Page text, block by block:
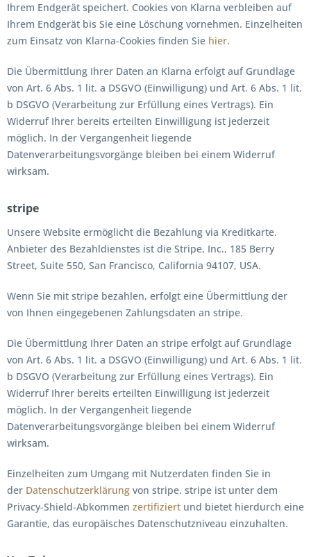
Ihrem Endgerät speichert. Cookies von Klarna verbleiben auf
Ihrem Endgerät bis Sie eine Löschung vornehmen. Einzelheiten
zum Einsatz von Klarna-Cookies finden Sie hier.
Die Übermittlung Ihrer Daten an Klarna erfolgt auf Grundlage
von Art. 6 Abs. 1 lit. a DSGVO (Einwilligung) und Art. 6 Abs. 1 lit.
b DSGVO (Verarbeitung zur Erfüllung eines Vertrags). Ein
Widerruf Ihrer bereits erteilten Einwilligung ist jederzeit
möglich. In der Vergangenheit liegende
Datenverarbeitungsvorgänge bleiben bei einem Widerruf
wirksam.
stripe
Unsere Website ermöglicht die Bezahlung via Kreditkarte.
Anbieter des Bezahldienstes ist die Stripe, Inc., 185 Berry
Street, Suite 550, San Francisco, California 94107, USA.
Wenn Sie mit stripe bezahlen, erfolgt eine Übermittlung der
von Ihnen eingegebenen Zahlungsdaten an stripe.
Die Übermittlung Ihrer Daten an stripe erfolgt auf Grundlage
von Art. 6 Abs. 1 lit. a DSGVO (Einwilligung) und Art. 6 Abs. 1 lit.
b DSGVO (Verarbeitung zur Erfüllung eines Vertrags). Ein
Widerruf Ihrer bereits erteilten Einwilligung ist jederzeit
möglich. In der Vergangenheit liegende
Datenverarbeitungsvorgänge bleiben bei einem Widerruf
wirksam.
Einzelheiten zum Umgang mit Nutzerdaten finden Sie in
der Datenschutzerklärung von stripe. stripe ist unter dem
Privacy-Shield-Abkommen zertifiziert und bietet hierdurch eine
Garantie, das europäisches Datenschutzniveau einzuhalten.